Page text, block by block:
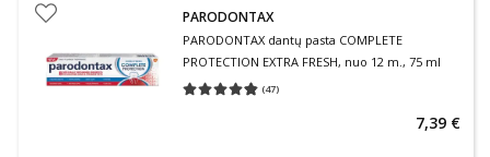
PARODONTAX
PARODONTAX dantų pasta COMPLETE
PROTECTION EXTRA FRESH, nuo 12 m., 75 ml
(47)
Vidutinis įvertinimas 4.79
7,39 €